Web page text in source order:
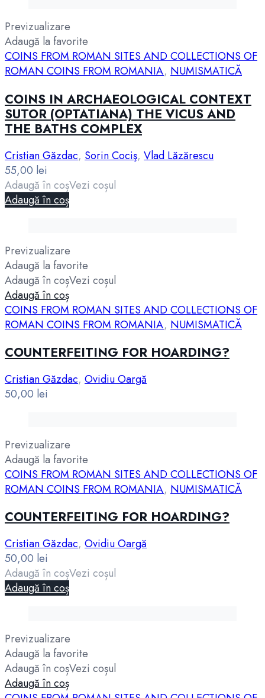
Previzualizare
Adaugă la favorite
COINS FROM ROMAN SITES AND COLLECTIONS OF
ROMAN COINS FROM ROMANIA, NUMISMATICĂ
COINS IN ARCHAEOLOGICAL CONTEXT
SUTOR (OPTATIANA) THE VICUS AND
THE BATHS COMPLEX
Cristian Găzdac, Sorin Cociş, Vlad Lăzărescu
55,00 lei
Adaugă în coșVezi coșul
Adaugă în coș
Previzualizare
Adaugă la favorite
Adaugă în coșVezi coșul
Adaugă în coș
COINS FROM ROMAN SITES AND COLLECTIONS OF
ROMAN COINS FROM ROMANIA, NUMISMATICĂ
COUNTERFEITING FOR HOARDING?
Cristian Găzdac, Ovidiu Oargă
50,00 lei
Previzualizare
Adaugă la favorite
COINS FROM ROMAN SITES AND COLLECTIONS OF
ROMAN COINS FROM ROMANIA, NUMISMATICĂ
COUNTERFEITING FOR HOARDING?
Cristian Găzdac, Ovidiu Oargă
50,00 lei
Adaugă în coșVezi coșul
Adaugă în coș
Previzualizare
Adaugă la favorite
Adaugă în coșVezi coșul
Adaugă în coș